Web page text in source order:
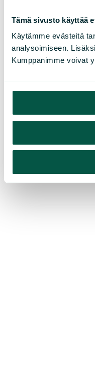
Tämä sivusto käyttää
Käytämme evästeitä
analysoimiseen.
Kumppanimme voivat